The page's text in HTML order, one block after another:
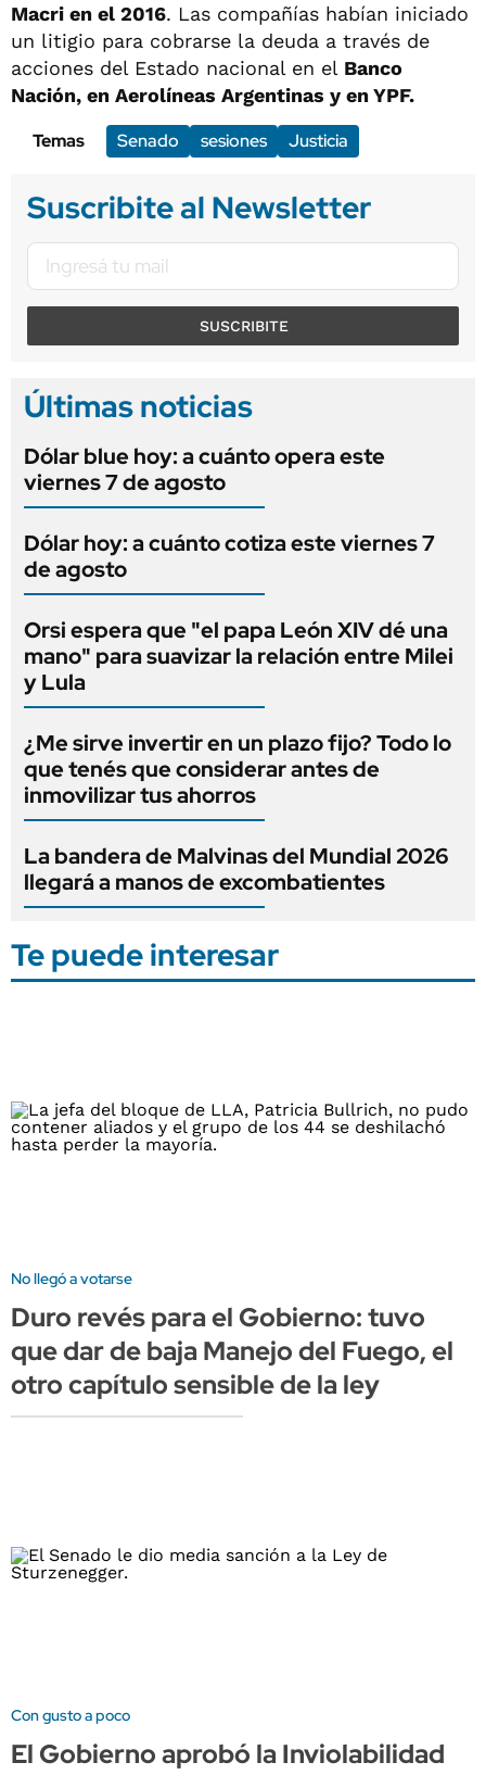
Macri en el 2016. Las compañías habían iniciado
un litigio para cobrarse la deuda a través de
acciones del Estado nacional en el Banco
Nación, en Aerolíneas Argentinas y en YPF.
Temas
Senado sesiones Justicia
Suscribite al Newsletter
SUSCRIBITE
Últimas noticias
Dólar blue hoy: a cuánto opera este
viernes 7 de agosto
Dólar hoy: a cuánto cotiza este viernes 7
de agosto
Orsi espera que "el papa León XIV dé una
mano" para suavizar la relación entre Milei
y Lula
¿Me sirve invertir en un plazo fijo? Todo lo
que tenés que considerar antes de
inmovilizar tus ahorros
La bandera de Malvinas del Mundial 2026
llegará a manos de excombatientes
Te puede interesar
No llegó a votarse
Duro revés para el Gobierno: tuvo
que dar de baja Manejo del Fuego, el
otro capítulo sensible de la ley
Con gusto a poco
El Gobierno aprobó la Inviolabilidad